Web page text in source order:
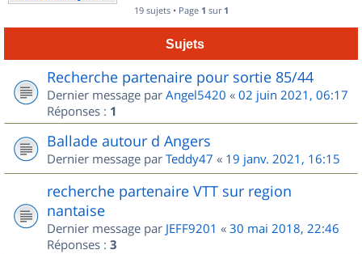
19 sujets • Page 1 sur 1
Sujets
Recherche partenaire pour sortie 85/44
Dernier message par Angel5420 « 02 juin 2021, 06:17
Réponses : 1
Ballade autour d Angers
Dernier message par Teddy47 « 19 janv. 2021, 16:15
recherche partenaire VTT sur region
nantaise
Dernier message par JEFF9201 « 30 mai 2018, 22:46
Réponses : 3